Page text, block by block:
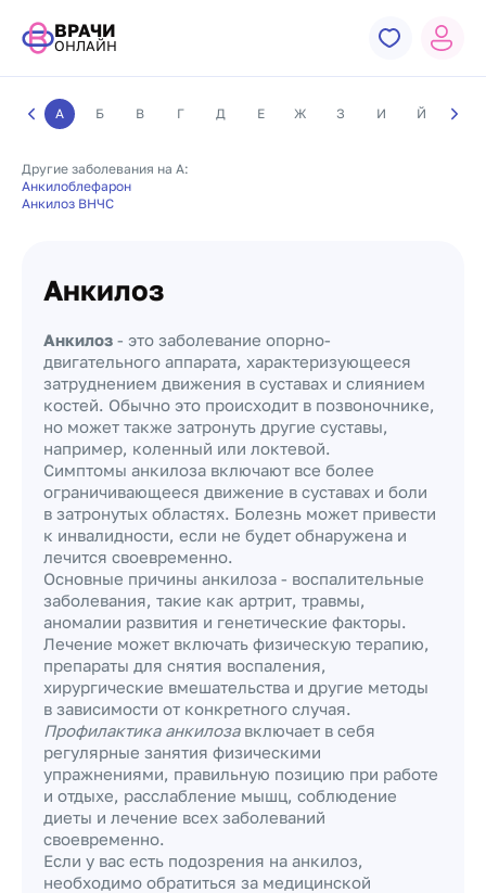
ВРАЧИ
ОНЛАЙН
А Б В Г Д Е Ж З И Й К
Другие заболевания на А:
Анкилоблефарон
Анкилоз ВНЧС
Анкилоз
Анкилоз - это заболевание опорно-
двигательного аппарата, характеризующееся
затруднением движения в суставах и слиянием
костей. Обычно это происходит в позвоночнике,
но может также затронуть другие суставы,
например, коленный или локтевой.
Симптомы анкилоза включают все более
ограничивающееся движение в суставах и боли
в затронутых областях. Болезнь может привести
к инвалидности, если не будет обнаружена и
лечится своевременно.
Основные причины анкилоза - воспалительные
заболевания, такие как артрит, травмы,
аномалии развития и генетические факторы.
Лечение может включать физическую терапию,
препараты для снятия воспаления,
хирургические вмешательства и другие методы
в зависимости от конкретного случая.
Профилактика анкилозавключает в себя
регулярные занятия физическими
упражнениями, правильную позицию при работе
и отдыхе, расслабление мышц, соблюдение
диеты и лечение всех заболеваний
своевременно.
Если у вас есть подозрения на анкилоз,
необходимо обратиться за медицинской